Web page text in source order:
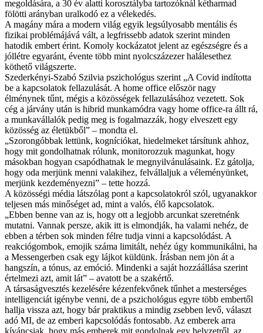
megoldására, a 30 év alatti korosztályba tartozóknál kétharmad
fölötti arányban uralkodó ez a vélekedés.
A magány mára a modern világ egyik legsúlyosabb mentális és
fizikai problémájává vált, a legfrissebb adatok szerint minden
hatodik embert érint. Komoly kockázatot jelent az egészségre és a
jóllétre egyaránt, évente több mint nyolcszázezer halálesethez
köthető világszerte.
Szederkényi-Szabó Szilvia pszichológus szerint „A Covid indította
be a kapcsolatok fellazulását. A home office először nagy
élménynek tűnt, mégis a közösségek fellazulásához vezetett. Sok
cég a járvány után is hibrid munkamódra vagy home office-ra állt rá,
a munkavállalók pedig meg is fogalmazzák, hogy elveszett egy
közösség az életükből” – mondta el.
„Szorongóbbak lettünk, kogníciókat, hiedelmeket társítunk ahhoz,
hogy mit gondolhatnak rólunk, monitorozzuk magunkat, hogy
másokban hogyan csapódhatnak le megnyilvánulásaink. Ez gátolja,
hogy oda merjünk menni valakihez, felvállaljuk a véleményünket,
merjünk kezdeményezni” – tette hozzá.
A közösségi média látszólag pont a kapcsolatokról szól, ugyanakkor
teljesen más minőséget ad, mint a valós, élő kapcsolatok.
„Ebben benne van az is, hogy ott a legjobb arcunkat szeretnénk
mutatni. Vannak persze, akik itt is elmondják, ha valami nehéz, de
ebben a térben sok minden félre tudja vinni a kapcsolódást. A
reakciógombok, emojik száma limitált, nehéz úgy kommunikálni, ha
a Messengerben csak egy lájkot küldünk. Írásban nem jön át a
hangszín, a tónus, az emóció. Mindenki a saját hozzáállása szerint
értelmezi azt, amit lát” – avatott be a szakértő.
A társaságvesztés kezelésére kézenfekvőnek tűnhet a mesterséges
intelligenciát igénybe venni, de a pszichológus egyre több embertől
hallja vissza azt, hogy bár praktikus a mindig zsebben levő, választ
adó MI, de az emberi kapcsolódás fontosabb. Az emberek arra
kíváncsiak, hogy más emberek mit gondolnak egy helyzetről, az